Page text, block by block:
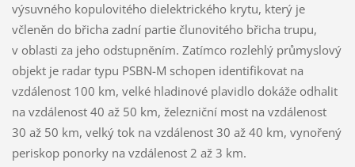
výsuvného kopulovitého dielektrického krytu, který je
včleněn do břicha zadní partie člunovitého břicha trupu,
v oblasti za jeho odstupněním. Zatímco rozlehlý průmyslový
objekt je radar typu PSBN-M schopen identifikovat na
vzdálenost 100 km, velké hladinové plavidlo dokáže odhalit
na vzdálenost 40 až 50 km, železniční most na vzdálenost
30 až 50 km, velký tok na vzdálenost 30 až 40 km, vynořený
periskop ponorky na vzdálenost 2 až 3 km.